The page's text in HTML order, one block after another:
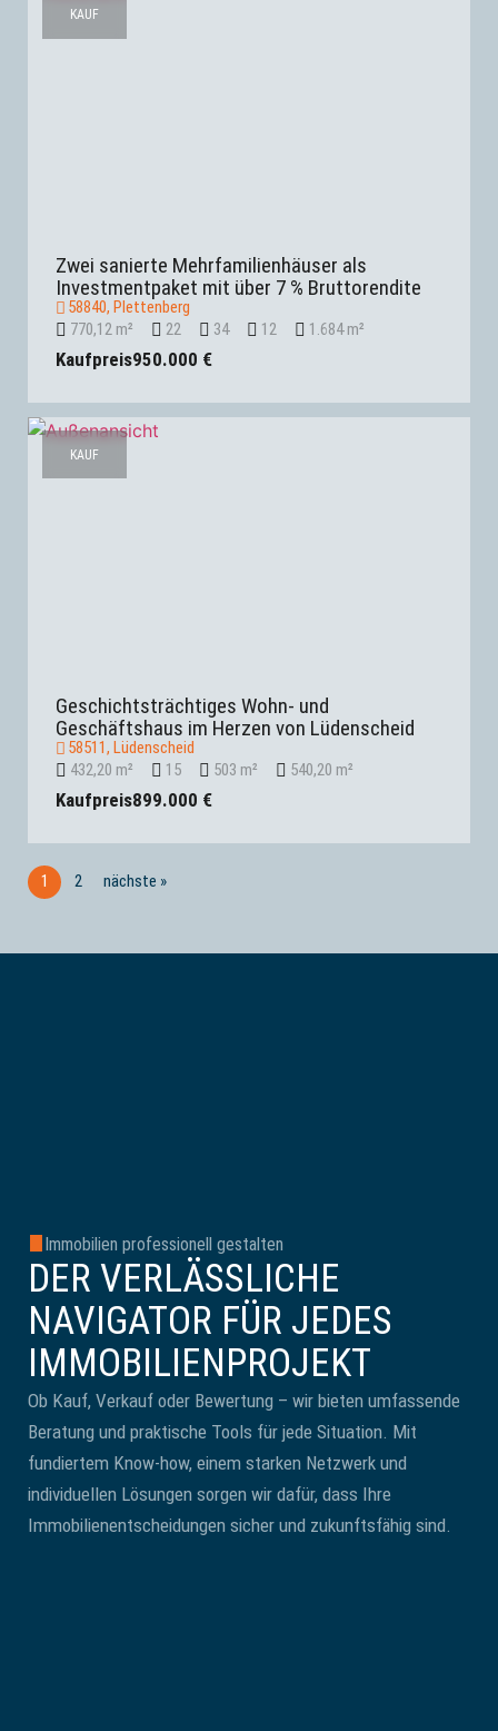
KAUF
Zwei sanierte Mehrfamilienhäuser als
Investmentpaket mit über 7 % Bruttorendite
58840, Plettenberg
770,12 m²
22 34 12 1.684 m²
Kaufpreis950.000 €
KAUF
Geschichtsträchtiges Wohn- und
Geschäftshaus im Herzen von Lüdenscheid
58511, Lüdenscheid
432,20 m²
15 503 m² 540,20 m²
Kaufpreis899.000 €
1 2 nächste »
Immobilien professionell gestalten
DER VERLÄSSLICHE
NAVIGATOR FÜR JEDES
IMMOBILIEN­PROJEKT
Ob Kauf, Verkauf oder Bewertung – wir bieten umfassende
Beratung und praktische Tools für jede Situation. Mit
fundiertem Know-how, einem starken Netzwerk und
individuellen Lösungen sorgen wir dafür, dass Ihre
Immobilienentscheidungen sicher und zukunftsfähig sind.